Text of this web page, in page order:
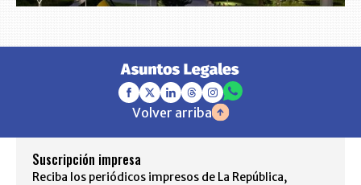
Volver arriba
Suscripción impresa
Reciba los periódicos impresos de La República,